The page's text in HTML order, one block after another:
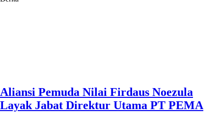
Aliansi Pemuda Nilai Firdaus Noezula
Layak Jabat Direktur Utama PT PEMA